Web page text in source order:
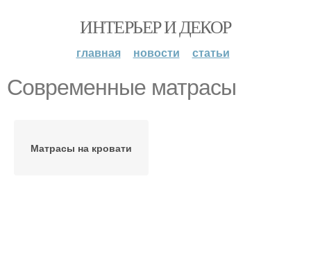
ИНТЕРЬЕР И ДЕКОР
главная новости статьи
Современные матрасы
Матрасы на кровати